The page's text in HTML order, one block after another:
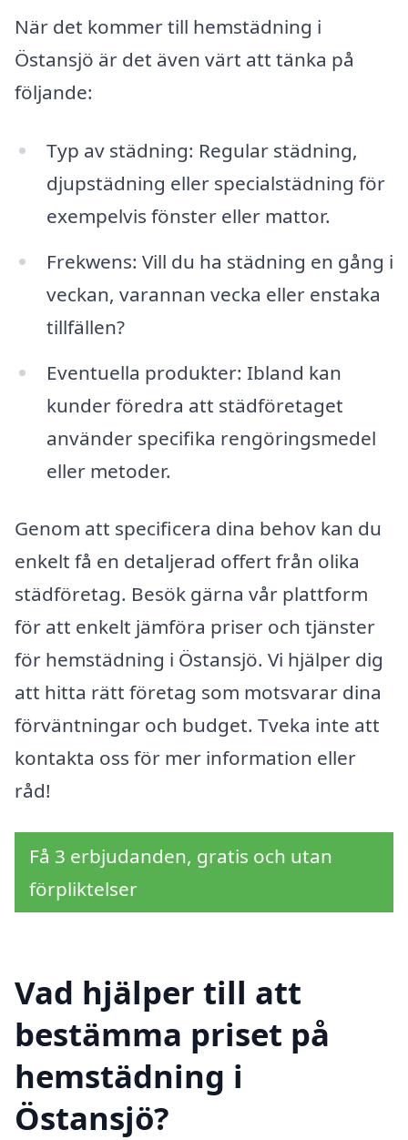
När det kommer till hemstädning i
Östansjö är det även värt att tänka på
följande:
Typ av städning: Regular städning,
djupstädning eller specialstädning för
exempelvis fönster eller mattor.
Frekwens: Vill du ha städning en gång i
veckan, varannan vecka eller enstaka
tillfällen?
Eventuella produkter: Ibland kan
kunder föredra att städföretaget
använder specifika rengöringsmedel
eller metoder.
Genom att specificera dina behov kan du
enkelt få en detaljerad offert från olika
städföretag. Besök gärna vår plattform
för att enkelt jämföra priser och tjänster
för hemstädning i Östansjö. Vi hjälper dig
att hitta rätt företag som motsvarar dina
förväntningar och budget. Tveka inte att
kontakta oss för mer information eller
råd!
Få 3 erbjudanden, gratis och utan
förpliktelser
Vad hjälper till att
bestämma priset på
hemstädning i
Östansjö?